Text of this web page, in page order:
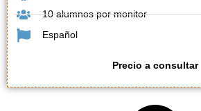
10 alumnos por monitor
Español
Precio a consultar